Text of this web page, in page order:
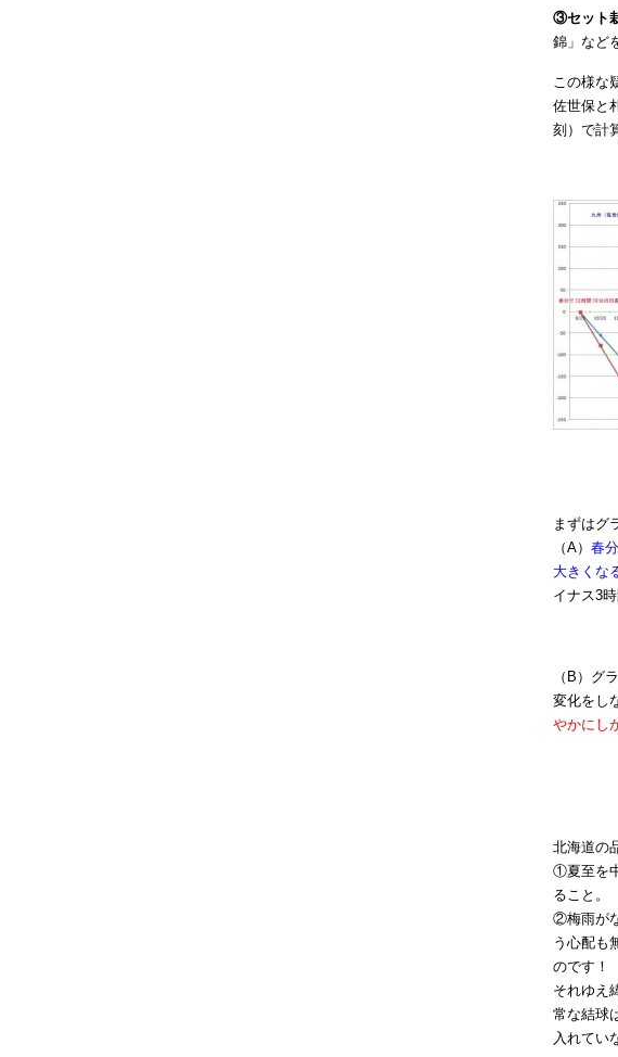
③セット
錦」など
この様な
佐世保と
刻）で計
まずはグ
（A） 春
大きくな
イナス3
（B）グ
変化をし
やかにし
北海道の
①夏至を
ること。
②梅雨が
う心配も
のです！
それゆえ
常な結球
入れてい